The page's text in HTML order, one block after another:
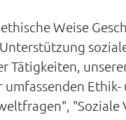
Weise
Tätigkeiten,
Ethik-